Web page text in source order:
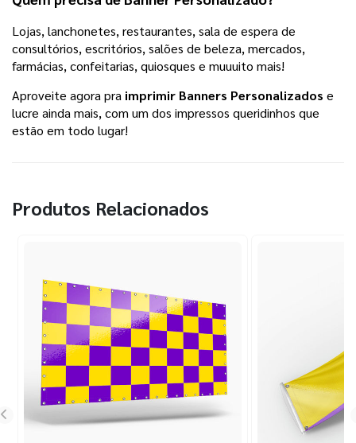
Lojas, lanchonetes, restaurantes, sala de espera de
consultórios, escritórios, salões de beleza, mercados,
farmácias, confeitarias, quiosques e muuuito mais!
Aproveite agora pra imprimir Banners Personalizados e
lucre ainda mais, com um dos impressos queridinhos que
estão em todo lugar!
Produtos Relacionados